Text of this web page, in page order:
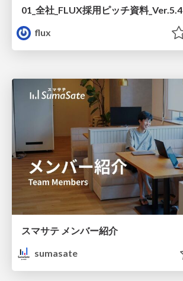
01_全社_FLUX採用ピッチ資料_Ver.5.4
flux
スマサテ メンバー紹介
sumasate